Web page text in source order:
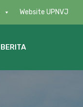
Website UPNVJ
BERITA